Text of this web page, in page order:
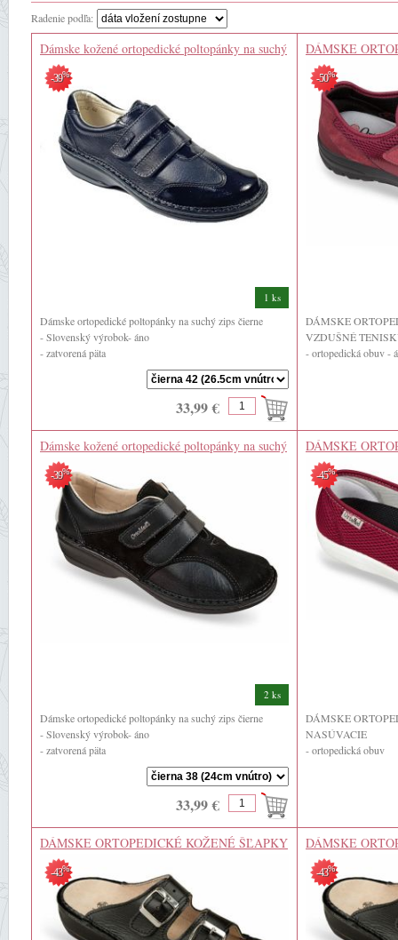
Radenie podľa:
Dámske kožené ortopedické poltopánky na suchý
zips čierne
-39%
1 ks
Dámske ortopedické poltopánky na suchý zips čierne
- Slovenský výrobok- áno
- zatvorená päta
33,99 €
DÁMSKE
VZDUŠNÉ
-50%
DÁMSKE
VZDUŠNÉ
- ortopedická obuv -
Dámske kožené ortopedické poltopánky na suchý
zips čierne
-39%
2 ks
Dámske ortopedické poltopánky na suchý zips čierne
- Slovenský výrobok- áno
- zatvorená päta
33,99 €
DÁMSKE
BALERÍNY
-45%
DÁMSKE
NASÚVACIE
- ortopedická obuv
DÁMSKE ORTOPEDICKÉ KOŽENÉ ŠĽAPKY
NA DVE PRACKY ČIERNA FARBA
-43%
DÁMSKE
NA DVE
-43%